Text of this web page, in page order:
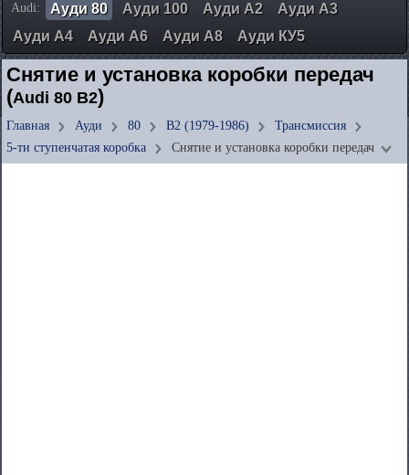
Audi: Ауди 80 Ауди 100 Ауди А2
Ауди А3
Ауди А4
Ауди А6 Ауди А8 Ауди КУ5
Снятие и установка коробки передач
(Audi 80 B2)
Главная Ауди 80 B2 (1979-1986)
Трансмиссия
5-ти ступенчатая коробка
Снятие и установка коробки передач